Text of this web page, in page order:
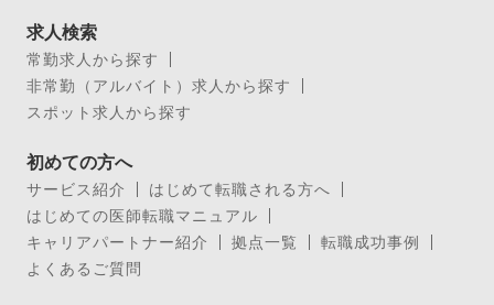
求人検索
常勤求人から探す
非常勤（アルバイト）求人から探す
スポット求人から探す
初めての方へ
サービス紹介
はじめて転職される方へ
はじめての医師転職マニュアル
キャリアパートナー紹介
拠点一覧
転職成功事例
よくあるご質問